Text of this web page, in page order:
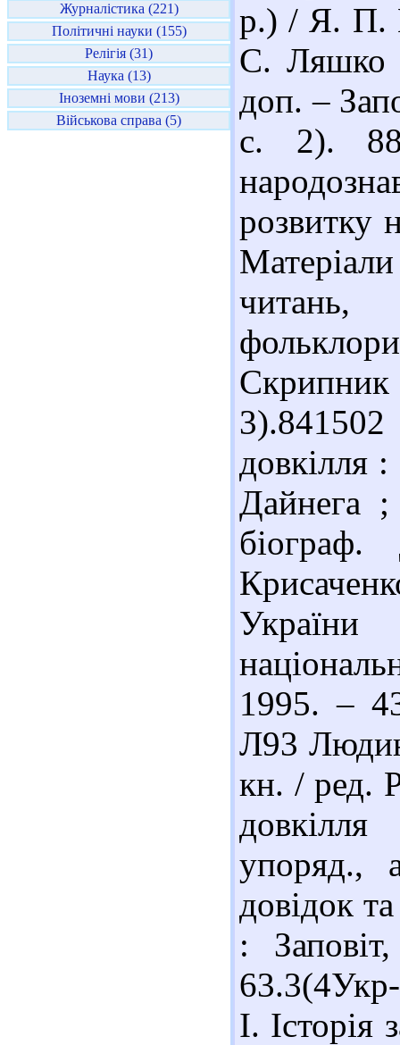
Журналістика (221)
Політичні науки (155)
Релігія (31)
Наука (13)
Іноземні мови (213)
Військова справа (5)
р.) / Я. П.
С. Ляшко
доп. –
с. 2).
розвитку
читань,
довкілля
Дайнега ;
1995. –
Л93
кн. / ред.
упоряд.,
довідок
:
І.